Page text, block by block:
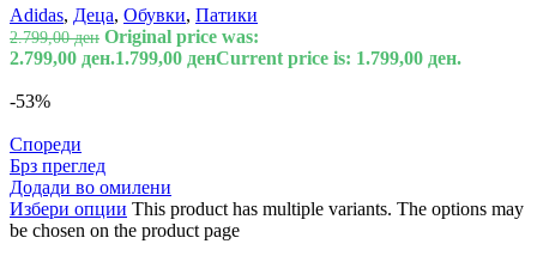
Adidas, Деца, Обувки, Патики
2.799,00ден Original price was:
2.799,00 ден.1.799,00 денCurrent price is: 1.799,00 ден.
-53%
Спореди
Брз преглед
Додади во омилени
Избери опции This product has multiple variants. The options may
be chosen on the product page